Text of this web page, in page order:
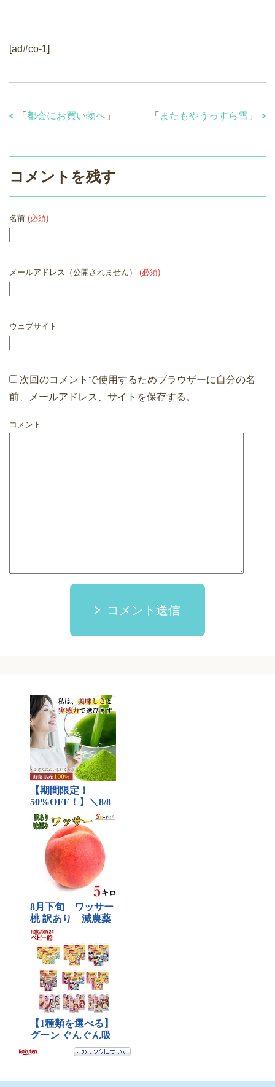
[ad#co-1]
「 またもやうっすら雪 」
「 都会にお買い物へ 」
コメントを残す
名前 (必須)
メールアドレス（公開されません） (必須)
ウェブサイト
次回のコメントで使用するためブラウザーに自分の名
前、メールアドレス、サイトを保存する。
コメント
コメント送信